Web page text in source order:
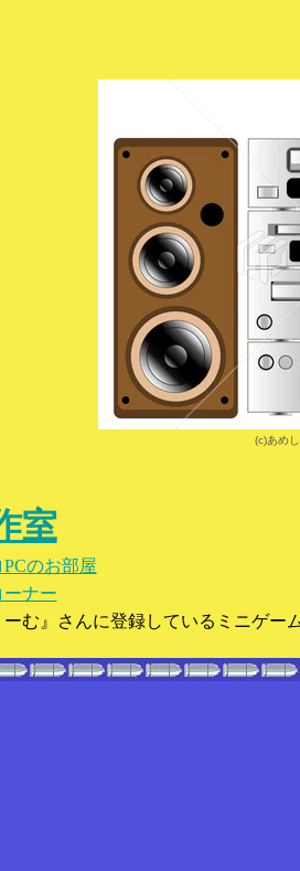
(c)あめ
室
PCのお部屋
ナー
ーむ』さんに登録しているミニゲー